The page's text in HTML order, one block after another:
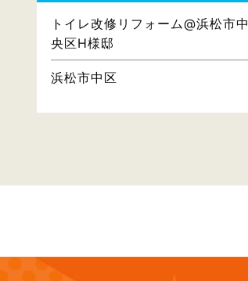
トイレ改修リフォーム@浜松市中
央区H様邸
浜松市中区